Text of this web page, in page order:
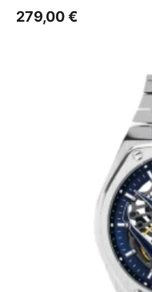
279,00€